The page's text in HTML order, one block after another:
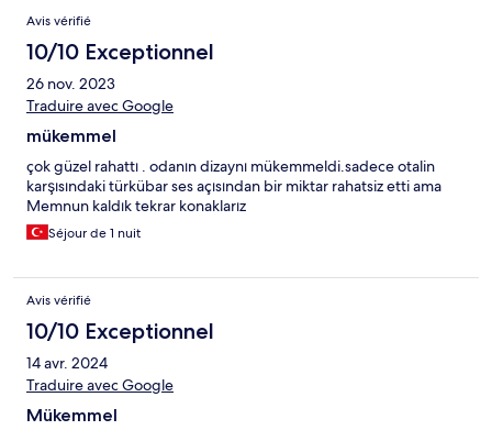
Avis vérifié
10/10 Exceptionnel
26 nov. 2023
Traduire avec Google
mükemmel
çok güzel rahattı . odanın dizaynı mükemmeldi.sadece otalin
karşısındaki türkübar ses açısından bir miktar rahatsiz etti ama
Memnun kaldık tekrar konaklarız
Séjour de 1 nuit
Avis vérifié
10/10 Exceptionnel
14 avr. 2024
Traduire avec Google
Mükemmel